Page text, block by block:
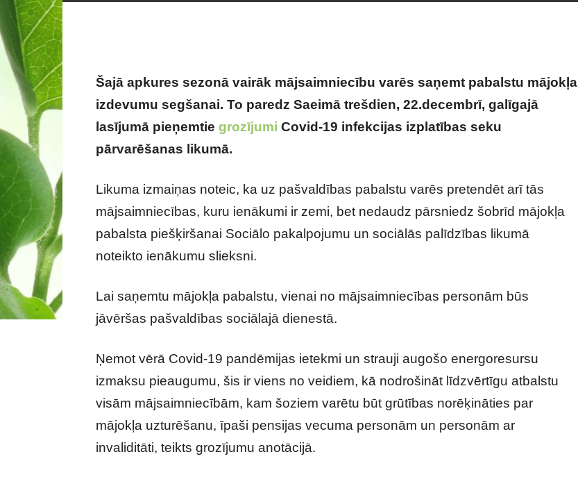
Šajā apkures sezonā vairāk mājsaimniecību varēs saņemt pabalstu mājokļa
izdevumu segšanai. To paredz Saeimā trešdien, 22.decembrī, galīgajā
lasījumā pieņemtie grozījumi Covid-19 infekcijas izplatības seku
pārvarēšanas likumā.
Likuma izmaiņas noteic, ka uz pašvaldības pabalstu varēs pretendēt arī tās
mājsaimniecības, kuru ienākumi ir zemi, bet nedaudz pārsniedz šobrīd mājokļa
pabalsta piešķiršanai Sociālo pakalpojumu un sociālās palīdzības likumā
noteikto ienākumu slieksni.
Lai saņemtu mājokļa pabalstu, vienai no mājsaimniecības personām būs
jāvēršas pašvaldības sociālajā dienestā.
Ņemot vērā Covid-19 pandēmijas ietekmi un strauji augošo energoresursu
izmaksu pieaugumu, šis ir viens no veidiem, kā nodrošināt līdzvērtīgu atbalstu
visām mājsaimniecībām, kam šoziem varētu būt grūtības norēķināties par
mājokļa uzturēšanu, īpaši pensijas vecuma personām un personām ar
invaliditāti, teikts grozījumu anotācijā.